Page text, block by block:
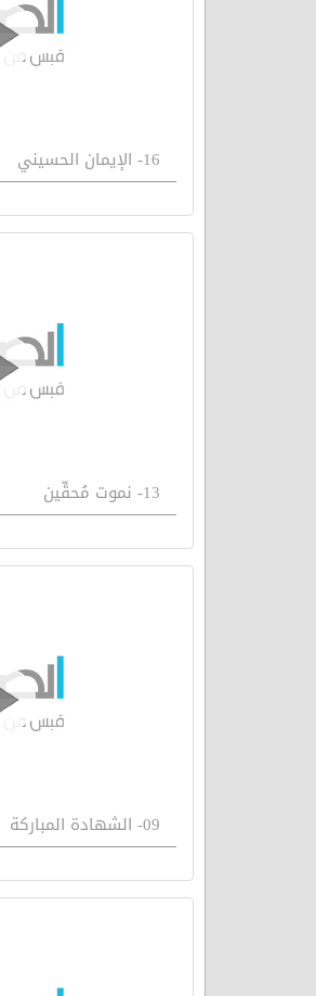
16- الإيمان الحسيني
13- نموت مُحقِّين
09- الشهادة المباركة